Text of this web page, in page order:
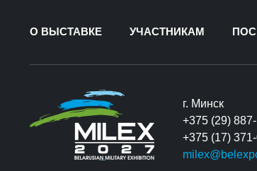
О ВЫСТАВКЕ УЧАСТНИКАМ
г. Минск
+375 (29)
+375 (17)